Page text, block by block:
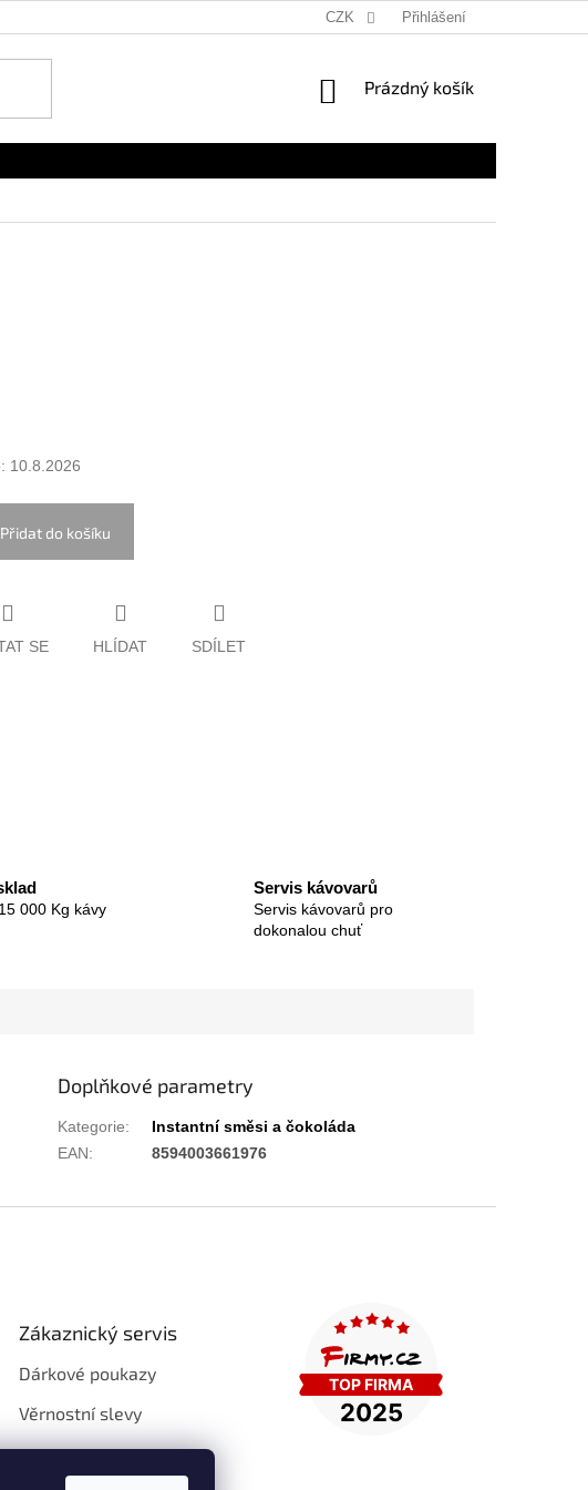
CZK Přihlášení
NÁKUPNÍ
Prázdný košík
10.8.2026
Přidat do košíku
SE HLÍDAT SDÍLET
000 Kg kávy
Servis kávovarů
Servis kávovarů pro
dokonalou chuť
Doplňkové parametry
Kategorie:
Instantní směsi a čokoláda
EAN: 8594003661976
Zákaznický servis
Dárkové poukazy
Věrnostní slevy